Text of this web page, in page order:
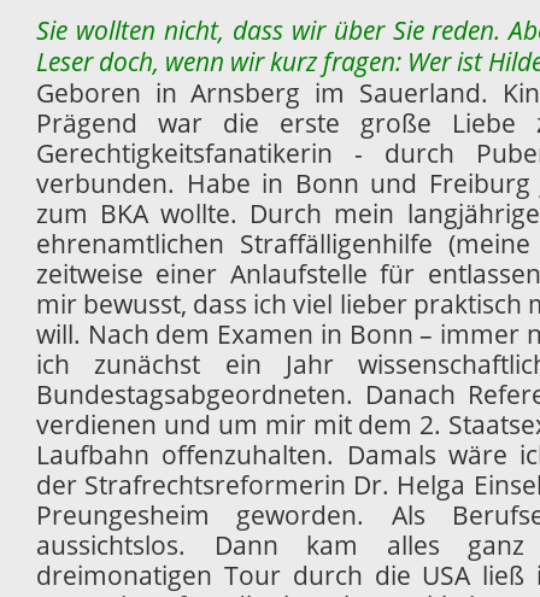
Sie wollten nicht, dass wir über Sie reden.
Leser doch, wenn wir kurz fragen: Wer ist
Geboren in Arnsberg im Sauerland.
Prägend war die erste große Liebe
Gerechtigkeitsfanatikerin - durch
verbunden. Habe in Bonn und
zum BKA wollte. Durch mein
ehrenamtlichen Straffälligenhilfe
zeitweise einer Anlaufstelle für
mir bewusst, dass ich viel lieber praktisch
will. Nach dem Examen in Bonn – immer
ich zunächst ein Jahr
Bundestagsabgeordneten. Danach
verdienen und um mir mit dem 2.
Laufbahn offenzuhalten. Damals wäre
der Strafrechtsreformerin Dr. Helga
Preungesheim geworden. Als
aussichtslos. Dann kam alles
dreimonatigen Tour durch die USA ließ